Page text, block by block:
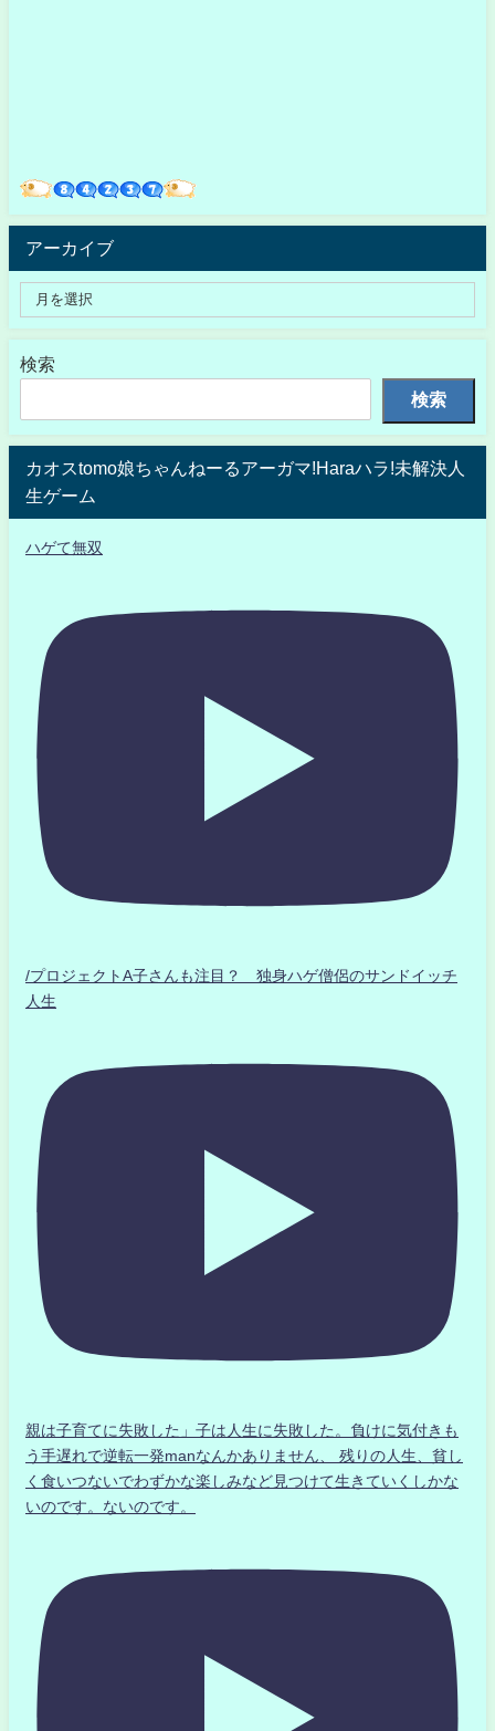
アーカイブ
検索
検索
カオスtomo娘ちゃんねーるアーガマ!Haraハラ!未解決人
生ゲーム
ハゲて無双
/プロジェクトA子さんも注目？ 独身ハゲ僧侶のサンドイッチ
人生
親は子育てに失敗した」子は人生に失敗した。負けに気付きも
う手遅れで逆転一発manなんかありません、 残りの人生、貧し
く食いつないでわずかな楽しみなど見つけて生きていくしかな
いのです。ないのです。